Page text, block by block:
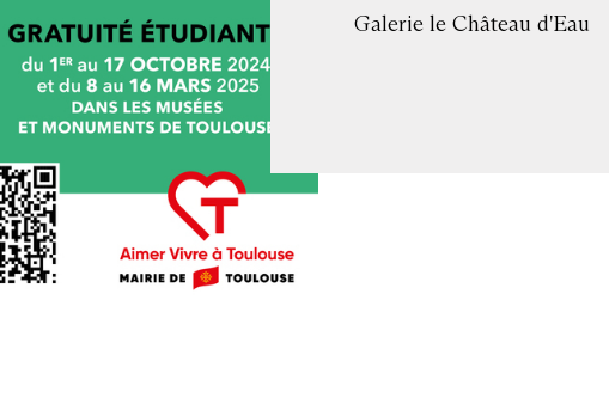
Galerie le Château d'Eau